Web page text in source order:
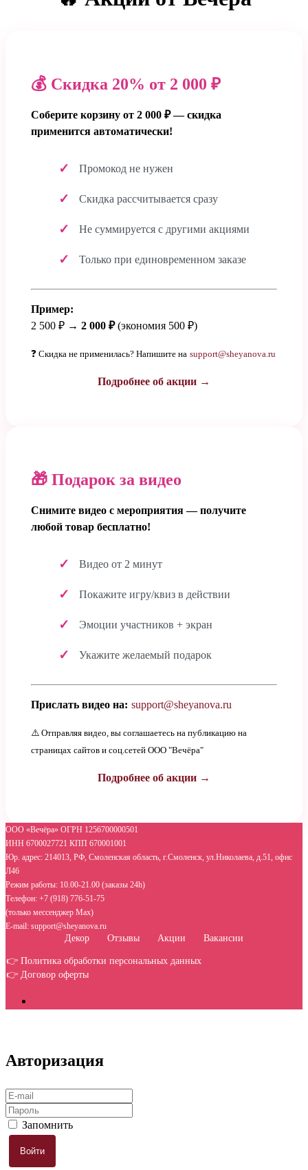
💰 Скидка 20% от 2 000 ₽
Соберите корзину от 2 000 ₽ — скидка
применится автоматически!
Промокод не нужен
Скидка рассчитывается сразу
Не суммируется с другими акциями
Только при единовременном заказе
Пример:
2 500 ₽ → 2 000 ₽(экономия 500 ₽)
❓ Скидка не применилась? Напишите на support@sheyanova.ru
Подробнее об акции →
🎁 Подарок за видео
Снимите видео с мероприятия — получите
любой товар бесплатно!
Видео от 2 минут
Покажите игру/квиз в действии
Эмоции участников + экран
Укажите желаемый подарок
Прислать видео на: support@sheyanova.ru
⚠️ Отправляя видео, вы соглашаетесь на публикацию на
страницах сайтов и соц.сетей ООО "Вечёра"
Подробнее об акции →
ООО «Вечёра» ОГРН 1256700000501
ИНН 6700027721 КПП 670001001
Юр. адрес: 214013, РФ, Смоленская область, г.Смоленск, ул.Николаева, д.51, офис
Л46
Режим работы: 10.00-21.00 (заказы 24h)
Телефон: +7 (918) 776-51-75
(только мессенджер Max)
E-mail: support@sheyanova.ru
Декор Отзывы Акции Вакансии
👉 Политика обработки персональных данных
👉 Договор оферты
Авторизация
Запомнить